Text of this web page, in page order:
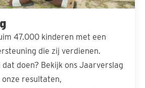
47.000 kinderen met een
die zij verdienen.
doen? Bekijk ons Jaarverslag
onze resultaten,